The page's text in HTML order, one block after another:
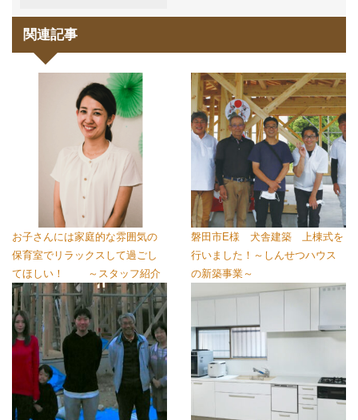
関連記事
お子さんには家庭的な雰囲気の
保育室でリラックスして過ごし
てほしい！ ～スタッフ紹介
磐田市E様 犬舎建築 上棟式を
行いました！～しんせつハウス
の新築事業～